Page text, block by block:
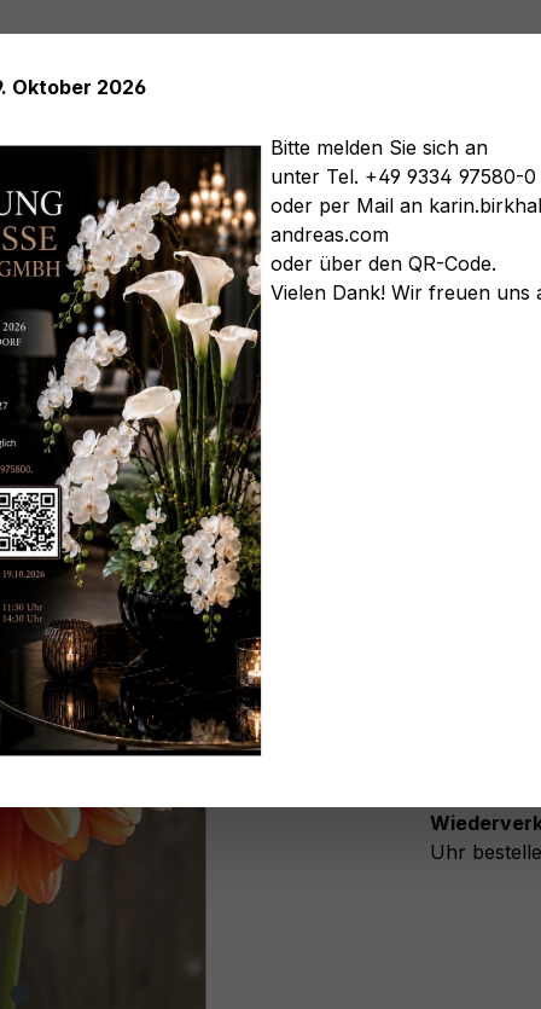
Kunstpflanzen Kunstbäume Soft Flower
Künstliche Gestecke Künstliche Sträuße
Stiel, 55 cm,
Keine
Nach der
Uhr
Oktober 2026
Bitte melden Sie sich an
unter Tel. +49 9334 97580-0
oder per Mail an
andreas.com
oder über den QR-Code.
Vielen Dank! Wir freuen uns